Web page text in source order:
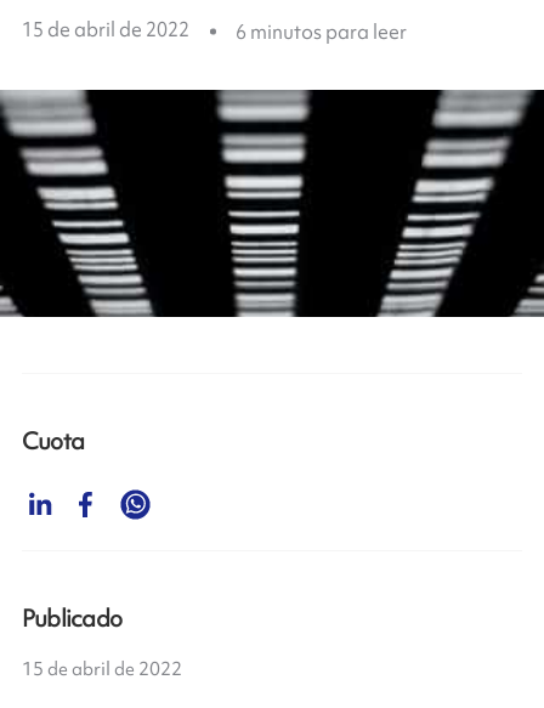
15 de abril de 2022 6 minutos para leer
Cuota
Publicado
15 de abril de 2022